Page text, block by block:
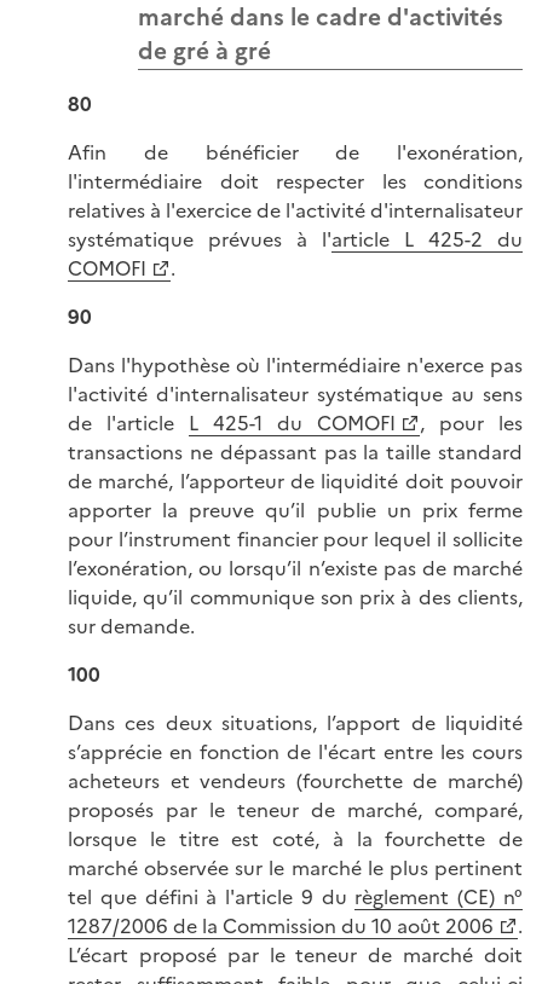
marché dans le cadre d'activités
de gré à gré
80
Afin de bénéficier de l'exonération,
l'intermédiaire doit respecter les conditions
relatives à l'exercice de l'activité d'internalisateur
systématique prévues à l'article L 425-2 du
COMOFI
.
90
Dans l'hypothèse où l'intermédiaire n'exerce pas
l'activité d'internalisateur systématique au sens
de l'article L 425-1 du COMOFI
, pour les
transactions ne dépassant pas la taille standard
de marché, l’apporteur de liquidité doit pouvoir
apporter la preuve qu’il publie un prix ferme
pour l’instrument financier pour lequel il sollicite
l’exonération, ou lorsqu’il n’existe pas de marché
liquide, qu’il communique son prix à des clients,
sur demande.
100
Dans ces deux situations, l’apport de liquidité
s’apprécie en fonction de l'écart entre les cours
acheteurs et vendeurs (fourchette de marché)
proposés par le teneur de marché, comparé,
lorsque le titre est coté, à la fourchette de
marché observée sur le marché le plus pertinent
tel que défini à l'article 9 du règlement (CE) n°
1287/2006 de la Commission du 10 août 2006
.
L’écart proposé par le teneur de marché doit